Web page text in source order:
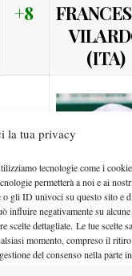
la tua privacy
tecnologie come i
permetterà a noi e ai
gli ID univoci su questo sito e
influire negativamente su
dettagliate. Le tue scelte
momento, compreso il
del consenso nella parte
+8
(ITA)
in
due
a
da